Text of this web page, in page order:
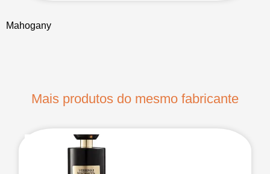
Mahogany
Mais produtos do mesmo fabricante